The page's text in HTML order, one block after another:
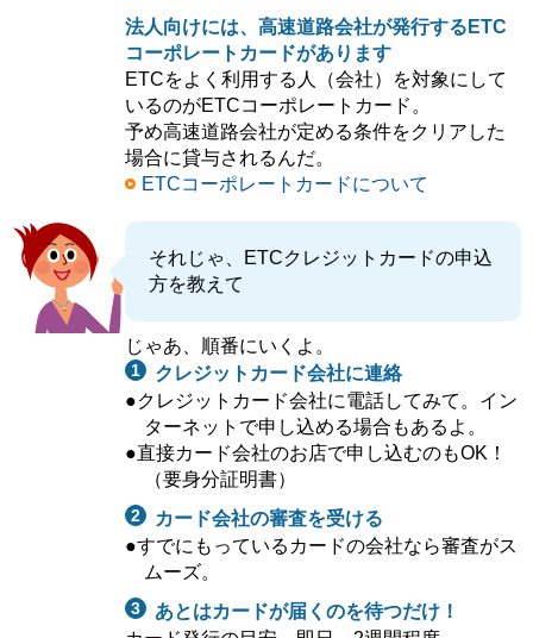
法人向けには、高速道路会社が発行するETC
コーポレートカードがあります
ETCをよく利用する人（会社）を対象にして
いるのがETCコーポレートカード。
予め高速道路会社が定める条件をクリアした
場合に貸与されるんだ。
ETCコーポレートカードについて
それじゃ、ETCクレジットカードの申込
方を教えて
じゃあ、順番にいくよ。
クレジットカード会社に連絡
●クレジットカード会社に電話してみて。イン
ターネットで申し込める場合もあるよ。
●直接カード会社のお店で申し込むのもOK！
（要身分証明書）
カード会社の審査を受ける
●すでにもっているカードの会社なら審査がス
ムーズ。
あとはカードが届くのを待つだけ！